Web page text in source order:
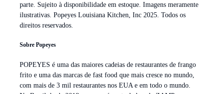
parte. Sujeito à disponibilidade em estoque. Imagens meramente
ilustrativas. Popeyes Louisiana Kitchen, Inc 2025. Todos os
direitos reservados.
Sobre Popeyes
POPEYES é uma das maiores cadeias de restaurantes de frango
frito e uma das marcas de fast food que mais cresce no mundo,
com mais de 3 mil restaurantes nos EUA e em todo o mundo.